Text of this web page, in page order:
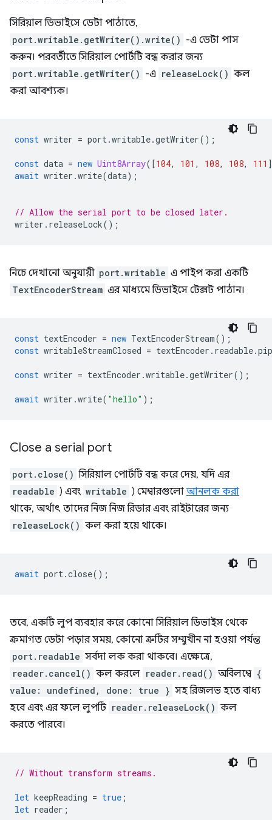
সিরিয়াল ডিভাইসে ডেটা পাঠাতে,
port.writable.getWriter().write() -এ ডেটা পাস
করুন। পরবর্তীতে সিরিয়াল পোর্টটি বন্ধ করার জন্য
port.writable.getWriter() -এ releaseLock() কল
করা আবশ্যক।
const writer = port.writable.getWriter();
const data = new Uint8Array([104, 101 , 108, 108, 111
await writer .write(data);
// Allow the serial port to be closed later.
writer . releaseLock();
নিচে দেখানো অনুযায়ী port.writable এ পাইপ করা একটি
TextEncoderStream এর মাধ্যমে ডিভাইসে টেক্সট পাঠান।
const textEncoder = new TextEncoderStream();
const writableStreamClosed = textEncoder . readable.
const writer = textEncoder .writable.getWriter();
await writer .write( "hello" );
Close a serial port
port.close() সিরিয়াল পোর্টটি বন্ধ করে দেয়, যদি এর
readable ) এবং writable ) মেম্বারগুলো আনলক করা
থাকে, অর্থাৎ তাদের নিজ নিজ রিডার এবং রাইটারের জন্য
releaseLock() কল করা হয়ে থাকে।
await port.close();
তবে, একটি লুপ ব্যবহার করে কোনো সিরিয়াল ডিভাইস থেকে
ক্রমাগত ডেটা পড়ার সময়, কোনো ত্রুটির সম্মুখীন না হওয়া পর্যন্ত
port.readable সর্বদা লক করা থাকবে। এক্ষেত্রে,
reader.cancel() কল করলে reader.read() অবিলম্বে {
value: undefined, done: true } সহ রিজলভ হতে বাধ্য
হবে এবং এর ফলে লুপটি reader.releaseLock() কল
করতে পারবে।
// Without transform streams.
let keepReading = true ;
let reader ;